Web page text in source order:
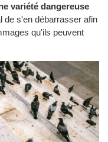
variété dangereuse
de s'en débarrasser afin
qu'ils peuvent